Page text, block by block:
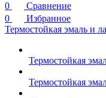
0
Сравнение
0
Избранное
Термостойкая эмаль и
Термостойкая
Термостойкая